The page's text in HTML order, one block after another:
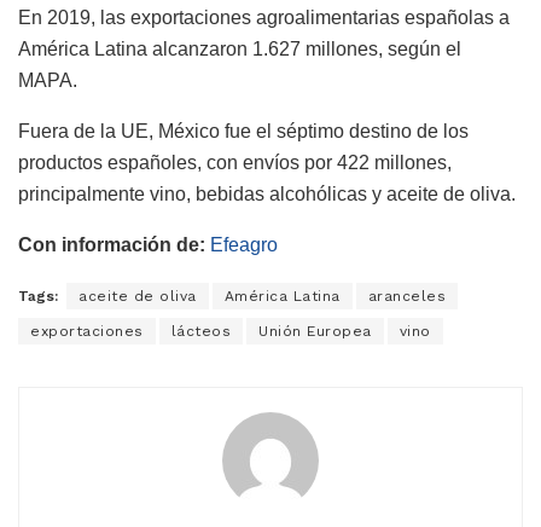
En 2019, las exportaciones agroalimentarias españolas a
América Latina alcanzaron 1.627 millones, según el
MAPA.
Fuera de la UE, México fue el séptimo destino de los
productos españoles, con envíos por 422 millones,
principalmente vino, bebidas alcohólicas y aceite de oliva.
Con información de: Efeagro
Tags: aceite de oliva América Latina aranceles
exportaciones lácteos Unión Europea vino